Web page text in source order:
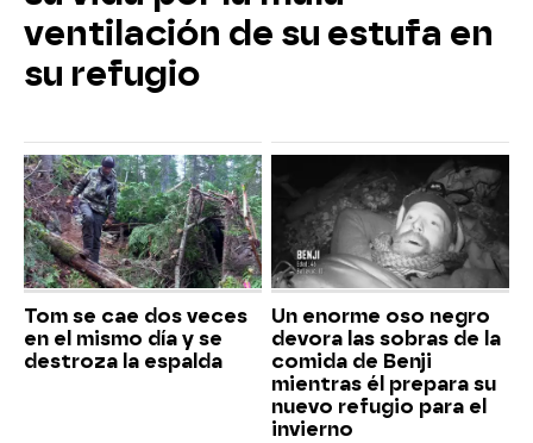
ventilación de su estufa en
su refugio
Tom se cae dos veces
en el mismo día y se
destroza la espalda
Un enorme oso negro
devora las sobras de la
comida de Benji
mientras él prepara su
nuevo refugio para el
invierno